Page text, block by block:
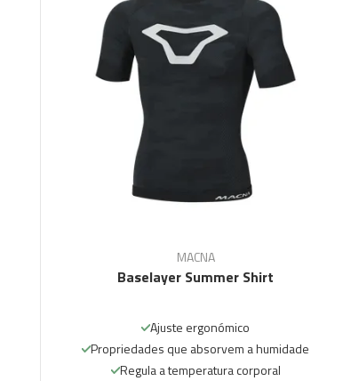
MACNA
Baselayer Summer Shirt
Ajuste ergonómico
Propriedades que absorvem a humidade
Regula a temperatura corporal